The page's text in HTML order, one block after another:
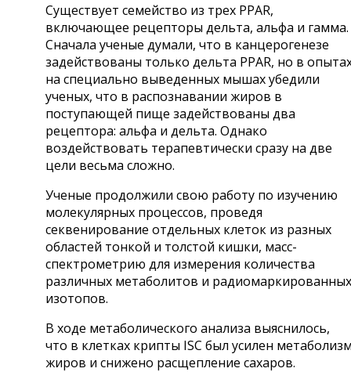
Существует семейство из трех PPAR,
включающее рецепторы дельта, альфа и гамма.
Сначала ученые думали, что в канцерогенезе
задействованы только дельта PPAR, но в
на специально выведенных мышах убедили
ученых, что в распознавании жиров в
поступающей пище задействованы два
рецептора: альфа и дельта. Однако
воздействовать терапевтически сразу на две
цели весьма сложно.
Ученые продолжили свою работу по изучению
молекулярных процессов, проведя
секвенирование отдельных клеток из разных
областей тонкой и толстой кишки, масс-
спектрометрию для измерения количества
различных метаболитов и радиомаркированных
изотопов.
В ходе метаболического анализа выяснилось,
что в клетках крипты ISC был усилен
жиров и снижено расщепление сахаров.